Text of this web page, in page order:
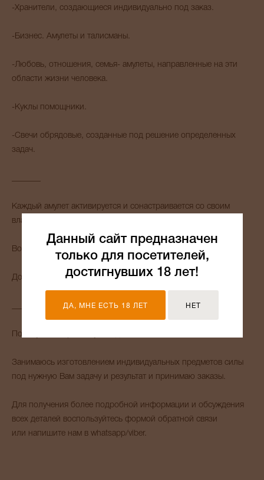
-Хранители, создающиеся индивидуально под заказ.
-Бизнес. Амулеты и талисманы.
-Любовь, отношения, семья- амулеты, направленные на эти
области жизни человека.
-Куклы помощники.
-Свечи обрядовые, созданные под решение определенных
задач.
Каждый амулет активируется и сонастраивается со своим
владельцем.
Возможно приобретение оберега в подарок.
Доставка осуществляется по всему МИРУ.
Помогу с выбором амулета для Вас и Ваших близких.
Занимаюсь изготовлением индивидуальных предметов силы
под нужную Вам задачу и результат и принимаю заказы.
Для получения более подробной информации и обсуждения
всех деталей воспользуйтесь формой обратной связи
или напишите нам в whatsapp/viber.
Данный сайт предназначен
только для посетителей,
достигнувших 18 лет!
ДА, МНЕ ЕСТЬ 18 ЛЕТ НЕТ